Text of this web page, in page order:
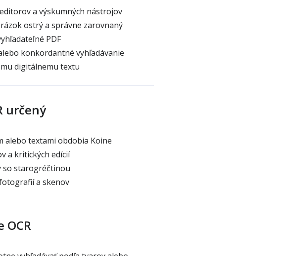
a výskumných nástrojov
ostrý a správne zarovnaný
PDF
konkordantné vyhľadávanie
digitálnemu textu
určený
alebo textami obdobia Koine
a kritických edícií
so starogréčtinou
a skenov